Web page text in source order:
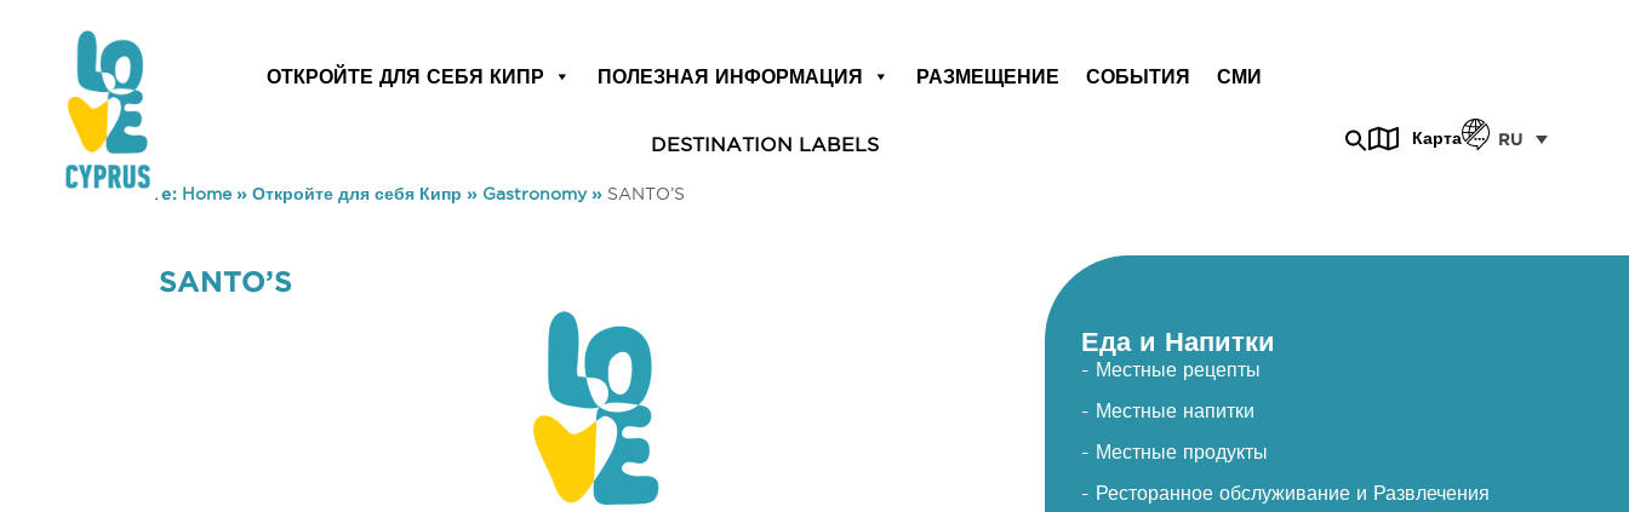
ОТКРОЙТЕ ДЛЯ СЕБЯ КИПР ПОЛЕЗНАЯ ИНФОРМАЦИЯ РАЗМЕЩЕНИЕ СОБЫТИЯ СМИ
DESTINATION LABELS Карта RU
You are here: Home» Откройте для себя Кипр » Gastronomy» SANTO’S
SANTO’S
Еда и Напитки
- Местные рецепты
- Местные напитки
- Местные продукты
- Ресторанное обслуживание и Развлечения